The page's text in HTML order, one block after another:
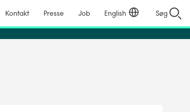
Kontakt Presse Job English Søg